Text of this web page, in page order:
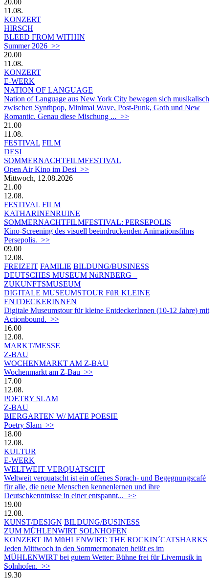
11.08.
KONZERT
HIRSCH
BLEED FROM WITHIN
Summer 2026 >>
20.00
11.08.
KONZERT
E-WERK
NATION OF LANGUAGE
Nation of Language aus New York City bewegen sich musikalisch
zwischen Synthpop, Minimal Wave, Post-Punk, Goth und New
Romantic. Genau diese Mischung ... >>
21.00
11.08.
FESTIVAL FILM
DESI
SOMMERNACHTFILMFESTIVAL
Open Air Kino im Desi >>
Mittwoch, 12.08.2026
21.00
12.08.
FESTIVAL FILM
KATHARINENRUINE
SOMMERNACHTFILMFESTIVAL: PERSEPOLIS
Kino-Screening des visuell beeindruckenden Animationsfilms
Persepolis. >>
09.00
12.08.
FREIZEIT FAMILIE BILDUNG/BUSINESS
DEUTSCHES MUSEUM NüRNBERG –
ZUKUNFTSMUSEUM
DIGITALE MUSEUMSTOUR FüR KLEINE
ENTDECKERINNEN
Digitale Museumstour für kleine EntdeckerInnen (10-12 Jahre) mit
Actionbound. >>
16.00
12.08.
MARKT/MESSE
Z-BAU
WOCHENMARKT AM Z-BAU
Wochenmarkt am Z-Bau >>
17.00
12.08.
POETRY SLAM
Z-BAU
BIERGARTEN W/ MATE POESIE
Poetry Slam >>
18.00
12.08.
KULTUR
E-WERK
WELTWEIT VERQUATSCHT
Weltweit verquatscht ist ein offenes Sprach- und Begegnungscafé
für alle, die neue Menschen kennenlernen und ihre
Deutschkenntnisse in einer entspannt... >>
19.00
12.08.
KUNST/DESIGN BILDUNG/BUSINESS
ZUM MÜHLENWIRT SOLNHOFEN
KONZERT IM MüHLENWIRT: THE ROCKIN´CATSHARKS
Jeden Mittwoch in den Sommermonaten heißt es im
MÜHLENWIRT bei gutem Wetter: Bühne frei für Livemusik in
Solnhofen. >>
19.30